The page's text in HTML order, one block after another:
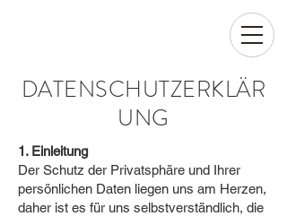
DATENSCHUTZERKLÄR
UNG
1. Einleitung
Der Schutz der Privatsphäre und Ihrer
persönlichen Daten liegen uns am Herzen,
daher ist es für uns selbstverständlich, die